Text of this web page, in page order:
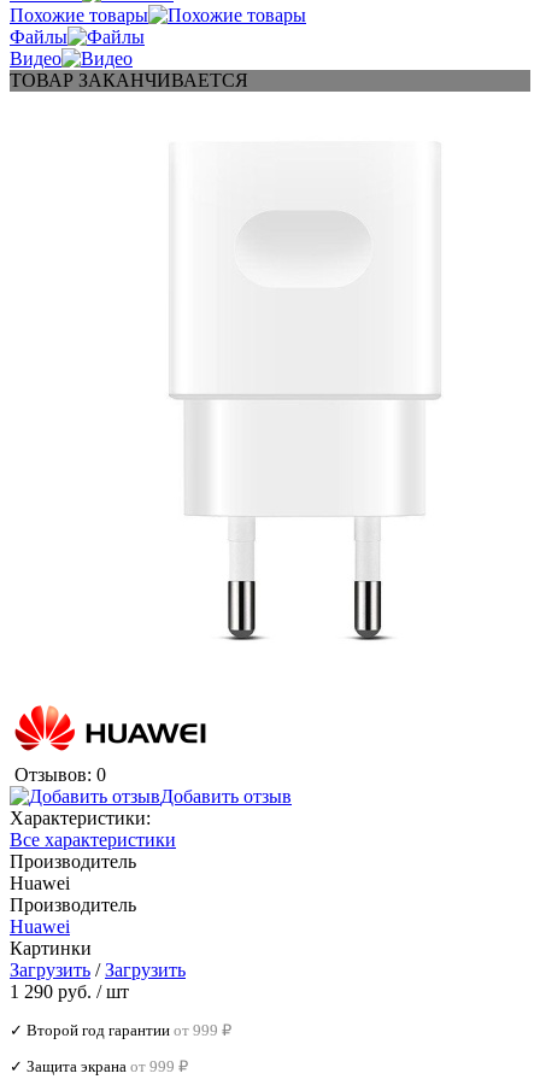
Похожие товары
Файлы
Видео
ТОВАР ЗАКАНЧИВАЕТСЯ
Отзывов: 0
Добавить отзыв
Характеристики:
Все характеристики
Производитель
Huawei
Производитель
Huawei
Картинки
Загрузить /Загрузить
1 290 руб. / шт
✓ Второй год гарантии от 999 ₽
✓ Защита экрана от 999 ₽